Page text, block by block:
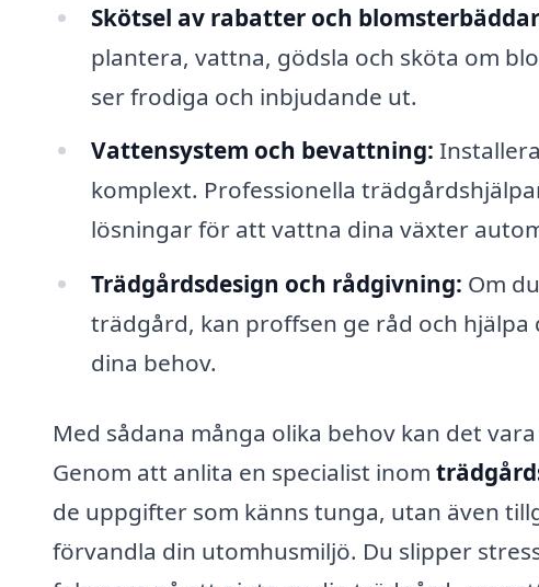
Skötsel av rabatter och
plantera, vattna, gödsla och sköta om
ser frodiga och inbjudande ut.
Vattensystem och bevattning:
komplext. Professionella
lösningar för att vattna dina växter
Trädgårdsdesign och rådgivning: Om
trädgård, kan proffsen ge råd och hjälpa
dina behov.
Med sådana många olika behov kan det
Genom att anlita en specialist inom
de uppgifter som känns tunga, utan även
förvandla din utomhusmiljö. Du slipper